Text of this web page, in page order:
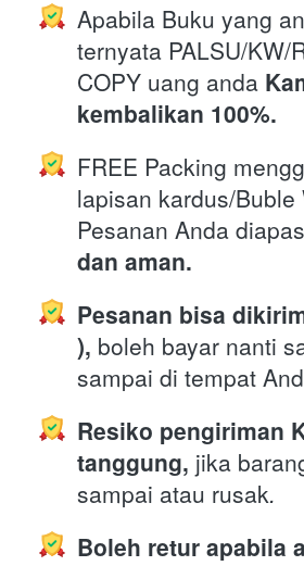
Apabila Buku yang
ternyata PALSU/KW/
COPY uang anda
kembalikan 100%.
FREE Packing
lapisan kardus/Buble
Pesanan Anda
dan aman.
Pesanan bisa
), boleh bayar nanti
sampai di tempat
Resiko pengiriman
tanggung, jika
sampai atau rusak.
Boleh retur apabila